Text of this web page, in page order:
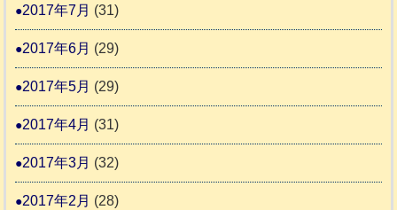
2017年7月 (31)
2017年6月 (29)
2017年5月 (29)
2017年4月 (31)
2017年3月 (32)
2017年2月 (28)